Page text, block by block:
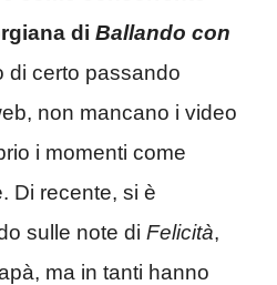
di Ballando con
di certo passando
non mancano i video
i momenti come
Di recente, si è
sulle note di Felicità,
ma in tanti hanno